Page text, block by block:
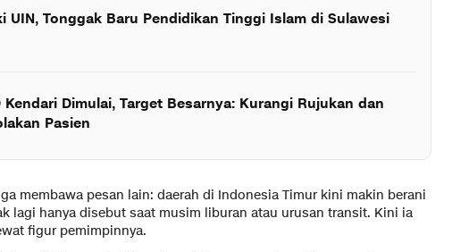
UIN, Tonggak Baru Pendidikan Tinggi Islam di Sulawesi
Kendari Dimulai, Target Besarnya: Kurangi Rujukan dan
Pasien
membawa pesan lain: daerah di Indonesia Timur kini makin berani
lagi hanya disebut saat musim liburan atau urusan transit. Kini ia
figur pemimpinnya.